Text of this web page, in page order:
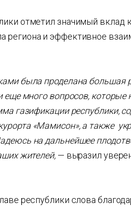
отметил значимый вклад
региона и эффективное
была проделана большая
еще много вопросов, которые
газификации республики,
«Мамисон», а также
на дальнейшее
жителей,— выразил
республики слова